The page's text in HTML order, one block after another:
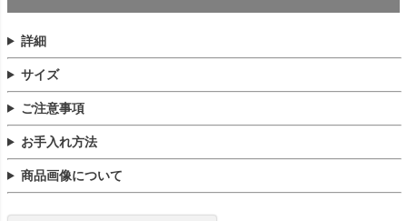
詳細
サイズ
ご注意事項
お手入れ方法
商品画像について